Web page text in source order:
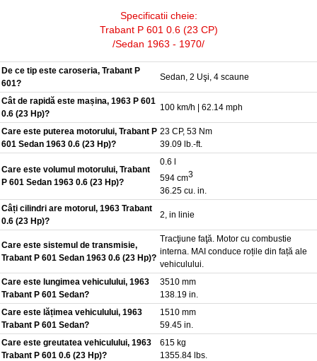
Specificatii cheie:
Trabant P 601 0.6 (23 CP)
/Sedan 1963 - 1970/
De ce tip este caroseria, Trabant P
601?
Sedan, 2 Uşi, 4 scaune
Cât de rapidă este mașina, 1963 P 601
0.6 (23 Hp)?
100 km/h | 62.14 mph
Care este puterea motorului, Trabant P
601 Sedan 1963 0.6 (23 Hp)?
23 CP, 53 Nm
39.09 lb.-ft.
Care este volumul motorului, Trabant
P 601 Sedan 1963 0.6 (23 Hp)?
0.6 l
594 cm3
36.25 cu. in.
Câți cilindri are motorul, 1963 Trabant
0.6 (23 Hp)?
2, in linie
Care este sistemul de transmisie,
Trabant P 601 Sedan 1963 0.6 (23 Hp)?
Tracţiune faţă. Motor cu combustie
interna. MAI conduce roțile din față ale
vehiculului.
Care este lungimea vehiculului, 1963
Trabant P 601 Sedan?
3510 mm
138.19 in.
Care este lățimea vehiculului, 1963
Trabant P 601 Sedan?
1510 mm
59.45 in.
Care este greutatea vehiculului, 1963
Trabant P 601 0.6 (23 Hp)?
615 kg
1355.84 lbs.